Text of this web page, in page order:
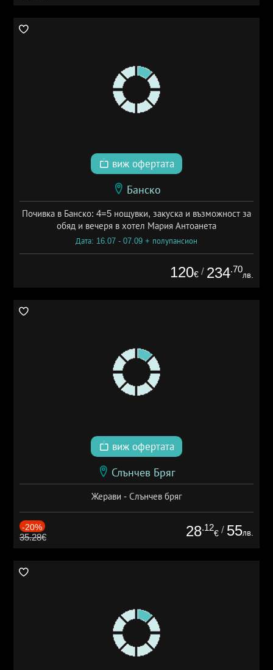
виж офертата
Банско
Почивка в Банско: 4=5 нощувки, закуска и възможност за
обяд и вечеря в хотел Мария Антоанета
Дата: 16.07 - 07.09 + полупансион
120€ / 234.70
лв.
виж офертата
Слънчев Бряг
Жерави - Слънчев бряг
-20%
35.28€ 28.12
€ / 55лв.